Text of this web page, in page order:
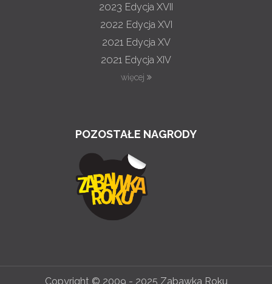
2023 Edycja XVII
2022 Edycja XVI
2021 Edycja XV
2021 Edycja XIV
więcej
POZOSTAŁE NAGRODY
Copyright © 2009 - 2025 Zabawka Roku